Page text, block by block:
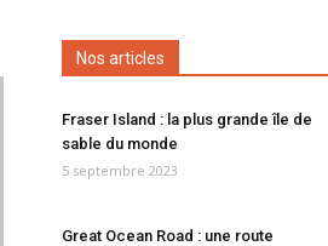
Nos articles
Fraser Island : la plus grande île de
sable du monde
5 septembre 2023
Great Ocean Road : une route